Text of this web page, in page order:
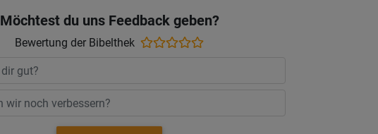
Möchtest du uns Feedback geben?
Bewertung der Bibelthek